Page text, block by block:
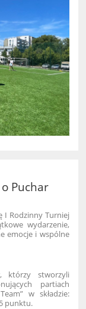
Puchar
I Rodzinny Turniej
wydarzenie,
emocje i wspólne
którzy stworzyli
partiach
w składzie:
punktu.